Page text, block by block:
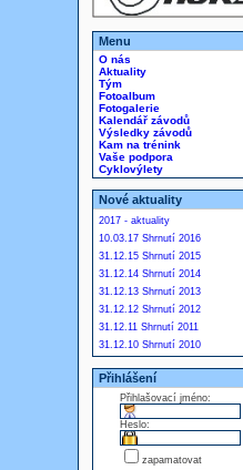
Menu
O nás
Aktuality
Tým
Fotoalbum
Fotogalerie
Kalendář závodů
Výsledky závodů
Kam na trénink
Vaše podpora
Cyklovýlety
Nové aktuality
2017 - aktuality
10.03.17 Shrnutí 2016
31.12.15 Shrnutí 2015
31.12.14 Shrnutí 2014
31.12.13 Shrnutí 2013
31.12.12 Shrnutí 2012
31.12.11 Shrnutí 2011
31.12.10 Shrnutí 2010
Přihlášení
Přihlašovací jméno:
Heslo:
zapamatovat